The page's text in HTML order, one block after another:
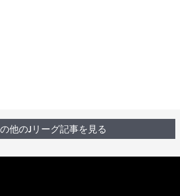
他のJリーグ記事を見る